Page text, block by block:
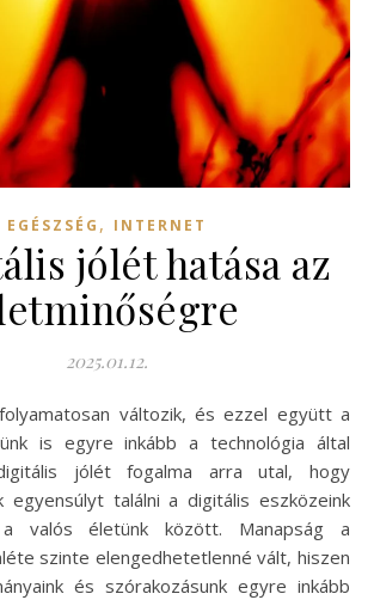
EGÉSZSÉG , INTERNET
jólét hatása az
2025.01.12.
is egyre inkább a technológia által
jólét fogalma arra utal, hogy
egyensúlyt találni a digitális eszközeink
valós életünk között. Manapság a
szinte elengedhetetlenné vált, hiszen
és szórakozásunk egyre inkább